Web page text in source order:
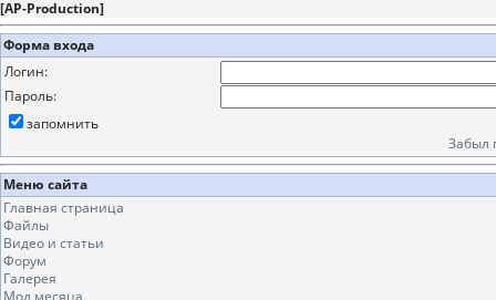
[AP-Production]
Форма входа
Логин:
Пароль:
запомнить
Забыл
Меню сайта
Главная страница
Файлы
Видео и статьи
Форум
Галерея
Мод месяца